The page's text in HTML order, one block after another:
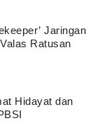
Jaringan
Ratusan
Hidayat dan